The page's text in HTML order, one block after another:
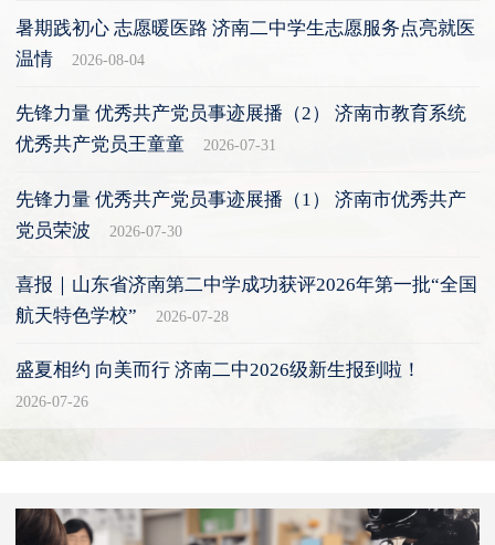
暑期践初心 志愿暖医路 济南二中学生志愿服务点亮就医
温情
2026-08-04
先锋力量 优秀共产党员事迹展播（2） 济南市教育系统
优秀共产党员王童童
2026-07-31
先锋力量 优秀共产党员事迹展播（1） 济南市优秀共产
党员荣波
2026-07-30
喜报｜山东省济南第二中学成功获评2026年第一批“全国
航天特色学校”
2026-07-28
盛夏相约 向美而行 济南二中2026级新生报到啦！
2026-07-26